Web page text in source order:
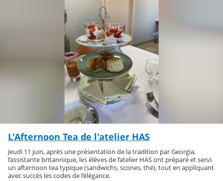
L'Afternoon Tea de l'atelier HAS
Jeudi 11 juin, après une présentation de la tradition par Georgia,
l’assistante britannique, les élèves de l’atelier HAS ont préparé et servi
un afternoon tea typique (sandwichs, scones, thé), tout en appliquant
avec succès les codes de l’élégance.